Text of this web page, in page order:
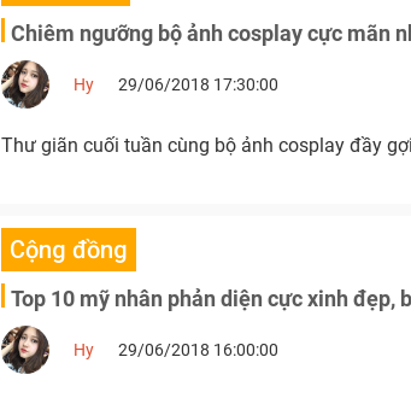
Chiêm ngưỡng bộ ảnh cosplay cực mãn
Hy 29/06/2018 17:30:00
Thư giãn cuối tuần cùng bộ ảnh cosplay đầy
Cộng đồng
Top 10 mỹ nhân phản diện cực xinh đẹp,
Hy 29/06/2018 16:00:00